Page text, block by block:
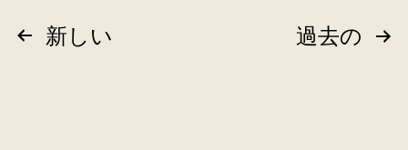
投 新しい 過去の